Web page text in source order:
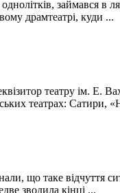
займався в
драмтеатрі, куди ...
театру ім. Е.
театрах: Сатири,
що таке відчуття
зводила кінці ...